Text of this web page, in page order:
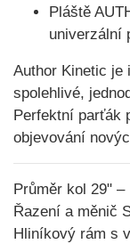
Pláště
univerzální
Author Kinetic je
spolehlivé,
Perfektní parťák
objevování
Průměr kol 29"
Řazení a měnič
Hliníkový rám s